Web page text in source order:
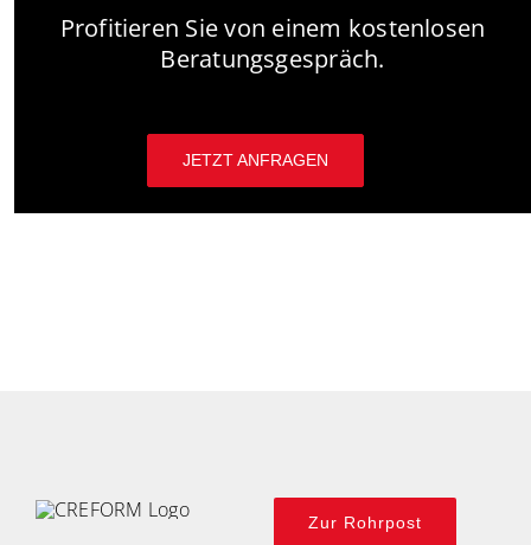
Profitieren Sie von einem kostenlosen
Beratungsgespräch.
JETZT ANFRAGEN
Zur Rohrpost